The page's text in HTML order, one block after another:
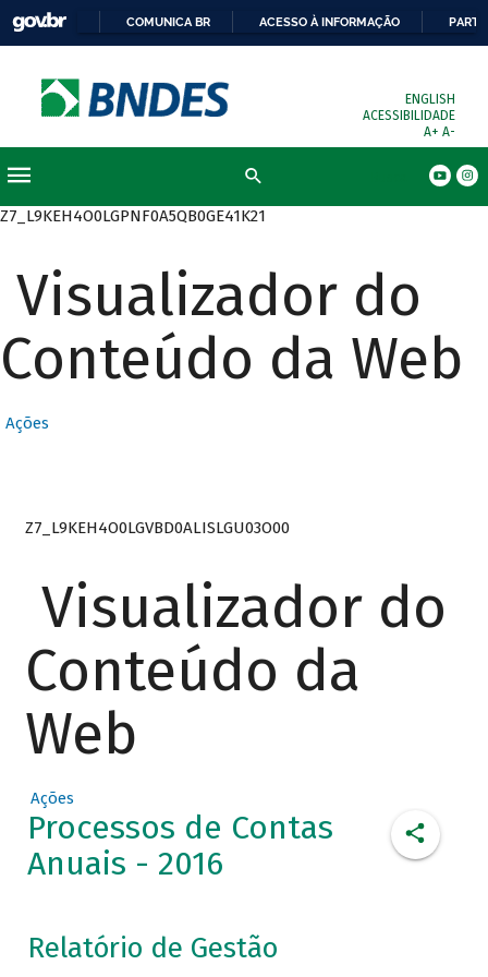
COMUNICA BR ACESSO À INFORMAÇÃO
ENGLISH
ACESSIBILIDADE
A+ A-
Z7_L9KEH4O0LGPNF0A5QB0GE41K21
Visualizador do
Conteúdo da Web
Ações
Z7_L9KEH4O0LGVBD0ALISLGU03O00
Visualizador do
Conteúdo da
Web
Ações
Processos de Contas
Anuais - 2016
Relatório de Gestão